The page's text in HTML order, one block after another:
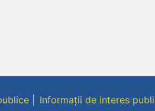
Informații de interes